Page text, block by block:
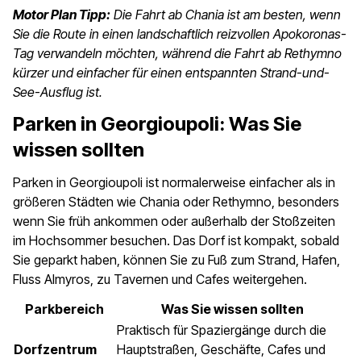
Motor Plan Tipp: Die Fahrt ab Chania ist am besten, wenn
Sie die Route in einen landschaftlich reizvollen Apokoronas-
Tag verwandeln möchten, während die Fahrt ab Rethymno
kürzer und einfacher für einen entspannten Strand-und-
See-Ausflug ist.
Parken in Georgioupoli: Was Sie
wissen sollten
Parken in Georgioupoli ist normalerweise einfacher als in
größeren Städten wie Chania oder Rethymno, besonders
wenn Sie früh ankommen oder außerhalb der Stoßzeiten
im Hochsommer besuchen. Das Dorf ist kompakt, sobald
Sie geparkt haben, können Sie zu Fuß zum Strand, Hafen,
Fluss Almyros, zu Tavernen und Cafes weitergehen.
Parkbereich
Was Sie wissen sollten
Dorfzentrum
Praktisch für Spaziergänge durch die
Hauptstraßen, Geschäfte, Cafes und